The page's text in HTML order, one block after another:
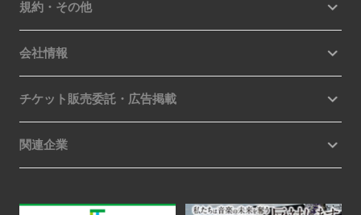
規約・その他
会社情報
チケット販売委託・広告掲載
関連企業